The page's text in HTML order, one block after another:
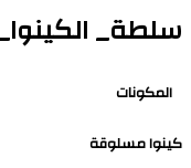
سلطة_
المكونات
كينوا مسلوقة